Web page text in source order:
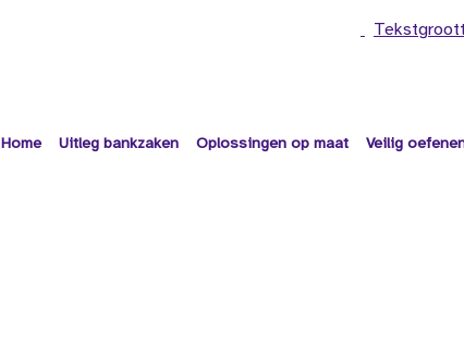
Home Uitleg bankzaken Oplossingen op maat Veilig